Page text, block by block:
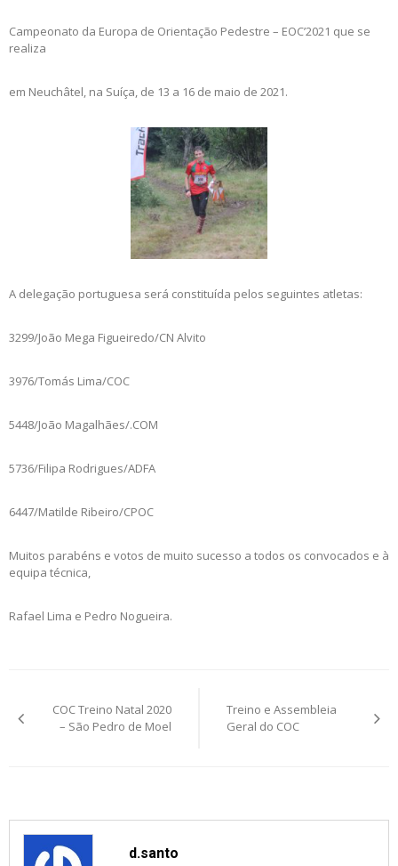
Campeonato da Europa de Orientação Pedestre – EOC’2021 que se
realiza
em Neuchâtel, na Suíça, de 13 a 16 de maio de 2021.
A delegação portuguesa será constituída pelos seguintes atletas:
3299/João Mega Figueiredo/CN Alvito
3976/Tomás Lima/COC
5448/João Magalhães/.COM
5736/Filipa Rodrigues/ADFA
6447/Matilde Ribeiro/CPOC
Muitos parabéns e votos de muito sucesso a todos os convocados e à
equipa técnica,
Rafael Lima e Pedro Nogueira.
navigation
COC Treino Natal 2020
– São Pedro de Moel
Treino e Assembleia
Geral do COC
d.santo